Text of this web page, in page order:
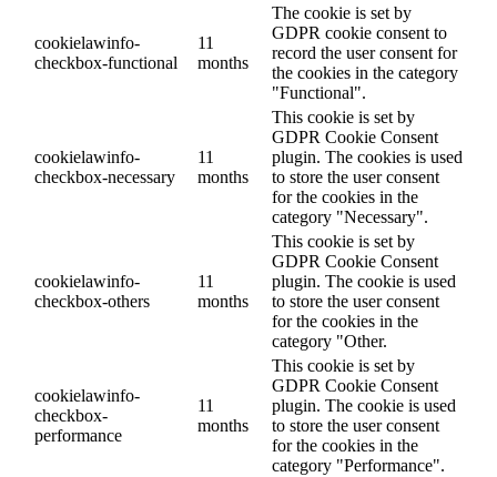
cookielawinfo-
checkbox-functional
11
months
The cookie is set by
GDPR cookie consent to
record the user consent for
the cookies in the category
"Functional".
cookielawinfo-
checkbox-necessary
11
months
This cookie is set by
GDPR Cookie Consent
plugin. The cookies is used
to store the user consent
for the cookies in the
category "Necessary".
cookielawinfo-
checkbox-others
11
months
This cookie is set by
GDPR Cookie Consent
plugin. The cookie is used
to store the user consent
for the cookies in the
category "Other.
cookielawinfo-
checkbox-
performance
11
months
This cookie is set by
GDPR Cookie Consent
plugin. The cookie is used
to store the user consent
for the cookies in the
category "Performance".